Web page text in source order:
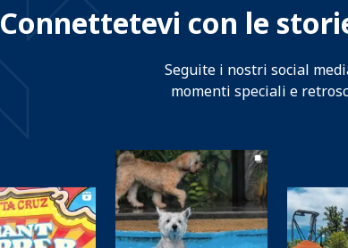
Connettetevi con le
Seguite i nostri social
momenti speciali e